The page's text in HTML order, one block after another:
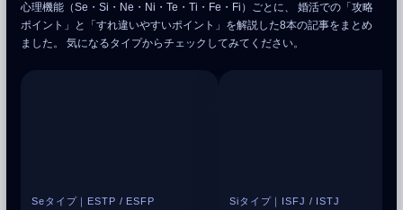
心理機能（Se・Si・Ne・Ni・Te・Ti・Fe・Fi）ごとに、 婚活での「攻略
ポイント」と「すれ違いやすいポイント」を解説した8本の記事をまとめ
ました。 気になるタイプからチェックしてみてください。
Seタイプ｜ESTP / ESFP Siタイプ｜ISFJ / ISTJ